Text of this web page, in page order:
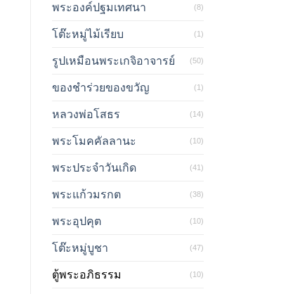
พระองค์ปฐมเทศนา (8)
โต๊ะหมู่ไม้เรียบ (1)
รูปเหมือนพระเกจิอาจารย์ (50)
ของชำร่วยของขวัญ (1)
หลวงพ่อโสธร (14)
พระโมคคัลลานะ (10)
พระประจำวันเกิด (41)
พระแก้วมรกต (38)
พระอุปคุต (10)
โต๊ะหมู่บูชา (47)
ตู้พระอภิธรรม (10)